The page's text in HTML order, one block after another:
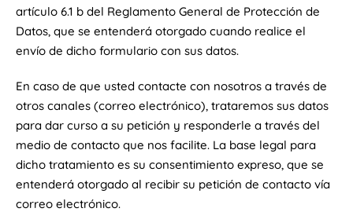
artículo 6.1 b del Reglamento General de Protección de
Datos, que se entenderá otorgado cuando realice el
envío de dicho formulario con sus datos.
En caso de que usted contacte con nosotros a través de
otros canales (correo electrónico), trataremos sus datos
para dar curso a su petición y responderle a través del
medio de contacto que nos facilite. La base legal para
dicho tratamiento es su consentimiento expreso, que se
entenderá otorgado al recibir su petición de contacto vía
correo electrónico.